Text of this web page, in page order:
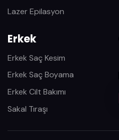
Lazer Epilasyon
Erkek
Erkek Saç Kesim
Erkek Saç Boyama
Erkek Cilt Bakımı
Sakal Tıraşı